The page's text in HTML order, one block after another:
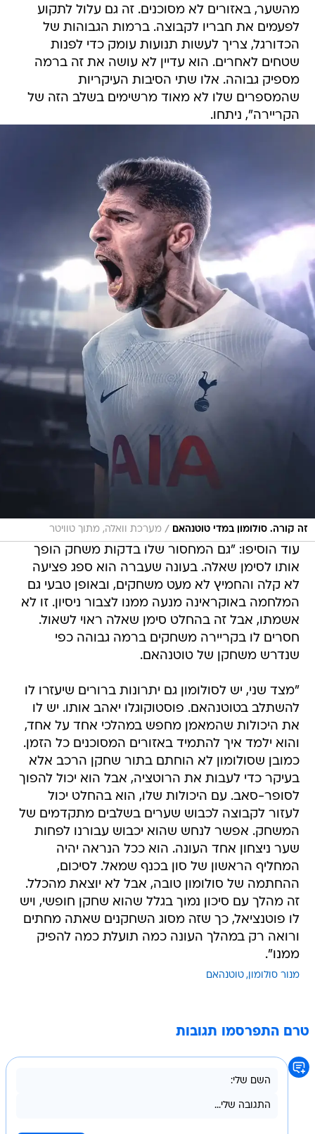
מהשער, באזורים לא מסוכנים. זה גם עלול לתקוע
לפעמים את חבריו לקבוצה. ברמות הגבוהות של
הכדורגל, צריך לעשות תנועות עומק כדי לפנות
שטחים לאחרים. הוא עדיין לא עושה את זה ברמה
מספיק גבוהה. אלו שתי הסיבות העיקריות
שהמספרים שלו לא מאוד מרשימים בשלב הזה של
הקריירה", ניתחו.
זה קורה. סולומון במדי טוטנהאם / מערכת וואלה, מתוך טוויטר
עוד הוסיפו: "גם המחסור שלו בדקות משחק הופך
אותו לסימן שאלה. בעונה שעברה הוא ספג פציעה
לא קלה והחמיץ לא מעט משחקים, ובאופן טבעי גם
המלחמה באוקראינה מנעה ממנו לצבור ניסיון. זו לא
אשמתו, אבל זה בהחלט סימן שאלה ראוי לשאול.
חסרים לו בקריירה משחקים ברמה גבוהה כפי
שנדרש משחקן של טוטנהאם.
"מצד שני, יש לסולומון גם יתרונות ברורים שיעזרו לו
להשתלב בטוטנהאם. פוסטוקוגלו יאהב אותו. יש לו
את היכולות שהמאמן מחפש במהלכי אחד על אחד,
והוא ילמד איך להתמיד באזורים המסוכנים כל הזמן.
כמובן שסולומון לא הוחתם בתור שחקן הרכב אלא
בעיקר כדי לעבות את הרוטציה, אבל הוא יכול להפוך
לסופר-סאב. עם היכולות שלו, הוא בהחלט יכול
לעזור לקבוצה לכבוש שערים בשלבים מתקדמים של
המשחק. אפשר לנחש שהוא יכבוש עבורנו לפחות
שער ניצחון אחד העונה. הוא ככל הנראה יהיה
המחליף הראשון של סון בכנף שמאל. לסיכום,
ההחתמה של סולומון טובה, אבל לא יוצאת מהכלל.
זה מהלך עם סיכון נמוך בגלל שהוא שחקן חופשי, ויש
לו פוטנציאל, כך שזה מסוג השחקנים שאתה מחתים
ורואה רק במהלך העונה כמה תועלת כמה להפיק
ממנו".
מנור סולומון טוטנהאם
טרם התפרסמו תגובות